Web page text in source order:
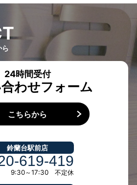
T
ら
24時間受付
わせフォーム
こちらから
鈴蘭台駅前店
619-419
9:30～17:30 不定休